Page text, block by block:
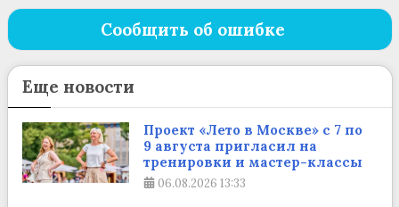
Сообщить об ошибке
Еще новости
Проект «Лето в Москве» с 7 по
9 августа пригласил на
тренировки и мастер-классы
06.08.2026 13:33